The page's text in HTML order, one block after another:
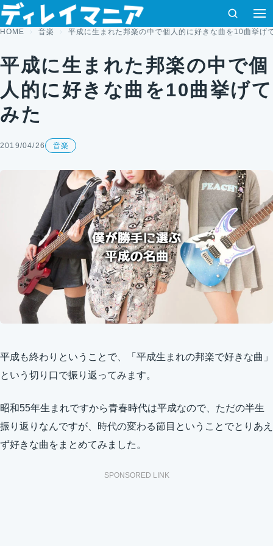
コンテンツへスキップ
検索
HOME 音楽 平成に生まれた邦楽の中で個人的に好きな曲を10曲挙げ
平成に生まれた邦楽の中で個
人的に好きな曲を10曲挙げて
みた
2019/04/26 音楽
平成も終わりということで、「平成生まれの邦楽で好きな曲」
という切り口で振り返ってみます。
昭和55年生まれですから青春時代は平成なので、ただの半生
振り返りなんですが、時代の変わる節目ということでとりあえ
ず好きな曲をまとめてみました。
SPONSORED LINK